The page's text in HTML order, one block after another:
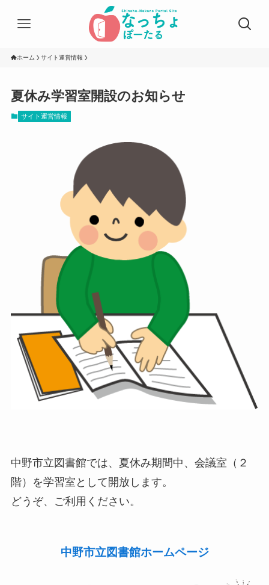
ホーム サイト運営情報
夏休み学習室開設のお知らせ
サイト運営情報
中野市立図書館では、夏休み期間中、会議室（２
階）を学習室として開放します。
どうぞ、ご利用ください。
中野市立図書館ホームページ